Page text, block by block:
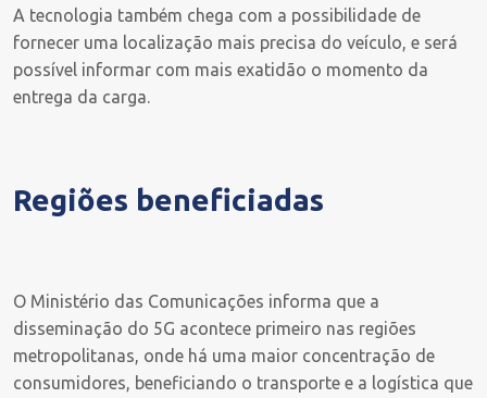
A tecnologia também chega com a possibilidade de
fornecer uma localização mais precisa do veículo, e será
possível informar com mais exatidão o momento da
entrega da carga.
Regiões beneficiadas
O Ministério das Comunicações informa que a
disseminação do 5G acontece primeiro nas regiões
metropolitanas, onde há uma maior concentração de
consumidores, beneficiando o transporte e a logística que